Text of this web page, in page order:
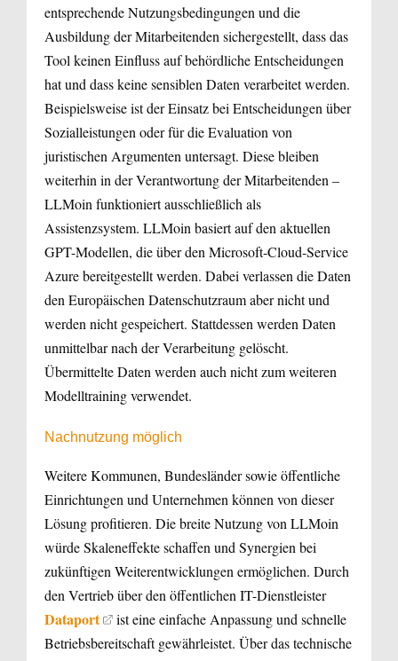
entsprechende Nutzungsbedingungen und die
Ausbildung der Mitarbeitenden sichergestellt, dass das
Tool keinen Einfluss auf behördliche Entscheidungen
hat und dass keine sensiblen Daten verarbeitet werden.
Beispielsweise ist der Einsatz bei Entscheidungen über
Sozialleistungen oder für die Evaluation von
juristischen Argumenten untersagt. Diese bleiben
weiterhin in der Verantwortung der Mitarbeitenden –
LLMoin funktioniert ausschließlich als
Assistenzsystem. LLMoin basiert auf den aktuellen
GPT-Modellen, die über den Microsoft-Cloud-Service
Azure bereitgestellt werden. Dabei verlassen die Daten
den Europäischen Datenschutzraum aber nicht und
werden nicht gespeichert. Stattdessen werden Daten
unmittelbar nach der Verarbeitung gelöscht.
Übermittelte Daten werden auch nicht zum weiteren
Modelltraining verwendet.
Nachnutzung möglich
Weitere Kommunen, Bundesländer sowie öffentliche
Einrichtungen und Unternehmen können von dieser
Lösung profitieren. Die breite Nutzung von LLMoin
würde Skaleneffekte schaffen und Synergien bei
zukünftigen Weiterentwicklungen ermöglichen. Durch
den Vertrieb über den öffentlichen IT-Dienstleister
Dataport
ist eine einfache Anpassung und schnelle
Betriebsbereitschaft gewährleistet. Über das technische